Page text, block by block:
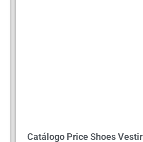
Catálogo Price Shoes Vestir